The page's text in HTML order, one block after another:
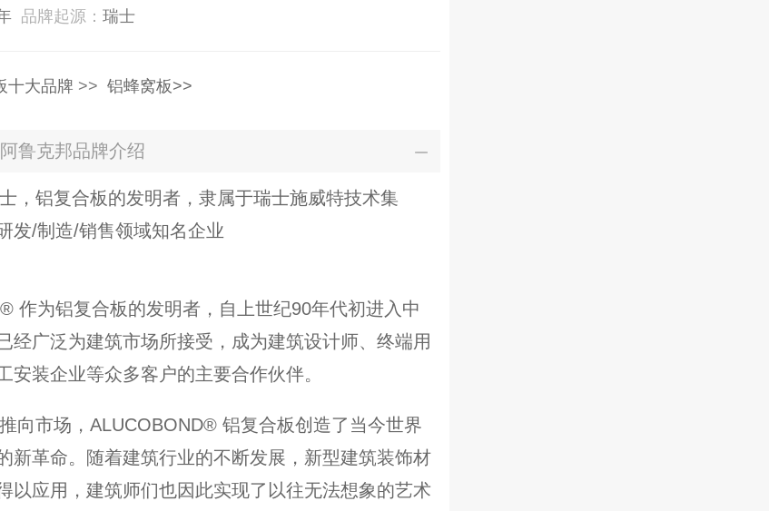
品牌起源： 瑞士
十大品牌 >> 铝蜂窝板>>
鲁克邦品牌介绍
，铝复合板的发明者，隶属于瑞士施威特技术集
发/制造/销售领域知名企业
作为铝复合板的发明者，自上世纪90年代初进入中
经广泛为建筑市场所接受，成为建筑设计师、终端用
安装企业等众多客户的主要合作伙伴。
向市场，ALUCOBOND® 铝复合板创造了当今世界
新革命。随着建筑行业的不断发展，新型建筑装饰材
以应用，建筑师们也因此实现了以往无法想象的艺术